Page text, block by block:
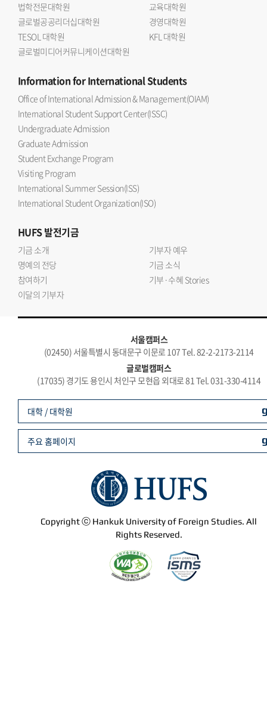
법학전문대학원
교육대학원
글로벌공공리더십대학원
경영대학원
TESOL 대학원
KFL 대학원
글로벌미디어커뮤니케이션대학원
Informationfor International Students
Office of International Admission & Management(OIAM)
International Student Support Center(ISSC)
Undergraduate Admission
Graduate Admission
Student Exchange Program
Visiting Program
International Summer Session(ISS)
International Student Organization(ISO)
HUFS발전기금
기금 소개
기부자 예우
명예의 전당
기금 소식
참여하기
기부·수혜 Stories
이달의 기부자
서울캠퍼스
(02450) 서울특별시 동대문구 이문로 107 Tel. 82-2-2173-2114
글로벌캠퍼스
(17035) 경기도 용인시 처인구 모현읍 외대로 81 Tel. 031-330-4114
Copyright ⓒ Hankuk University of Foreign Studies. All
Rights Reserved.
대학 / 대학원
주요 홈페이지